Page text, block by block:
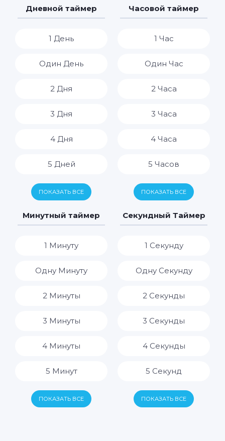
Дневной таймер
1 День
Один День
2 Дня
3 Дня
4 Дня
5 Дней
6 Дней
7 Дней
ПОКАЗАТЬ ВСЕ
Часовой таймер
1 Час
Один Час
2 Часа
3 Часа
4 Часа
5 Часов
6 Часов
7 Часов
14 Часов
ПОКАЗАТЬ ВСЕ
Минутный таймер
1 Минуту
Одну Минуту
2 Минуты
3 Минуты
4 Минуты
5 Минут
6 Минут
ПОКАЗАТЬ ВСЕ
Секундный Таймер
1 Секунду
Одну Секунду
2 Секунды
3 Секунды
4 Секунды
5 Секунд
6 Секунд
ПОКАЗАТЬ ВСЕ